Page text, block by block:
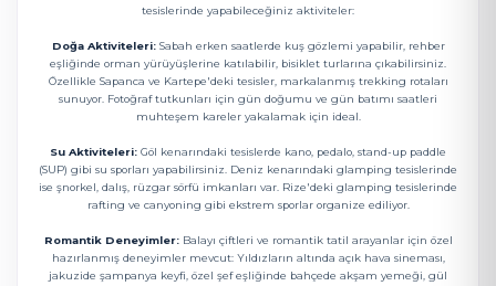
tesislerinde yapabileceğiniz aktiviteler:
Doğa Aktiviteleri:Sabah erken saatlerde kuş gözlemi yapabilir, rehber
eşliğinde orman yürüyüşlerine katılabilir, bisiklet turlarına çıkabilirsiniz.
Özellikle Sapanca ve Kartepe'deki tesisler, markalanmış trekking rotaları
sunuyor. Fotoğraf tutkunları için gün doğumu ve gün batımı saatleri
muhteşem kareler yakalamak için ideal.
Su Aktiviteleri: Göl kenarındaki tesislerde kano, pedalo, stand-up paddle
(SUP) gibi su sporları yapabilirsiniz. Deniz kenarındaki glamping tesislerinde
ise şnorkel, dalış, rüzgar sörfü imkanları var. Rize'deki glamping tesislerinde
rafting ve canyoning gibi ekstrem sporlar organize ediliyor.
Romantik Deneyimler:Balayı çiftleri ve romantik tatil arayanlar için özel
hazırlanmış deneyimler mevcut: Yıldızların altında açık hava sineması,
jakuzide şampanya keyfi, özel şef eşliğinde bahçede akşam yemeği, gül